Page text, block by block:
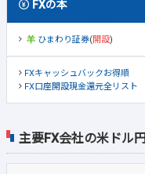
主要FX会社の米ドル
FXの本
ひまわり証券(開設)
FXキャッシュバックお得順
FX口座開設現金還元全リスト